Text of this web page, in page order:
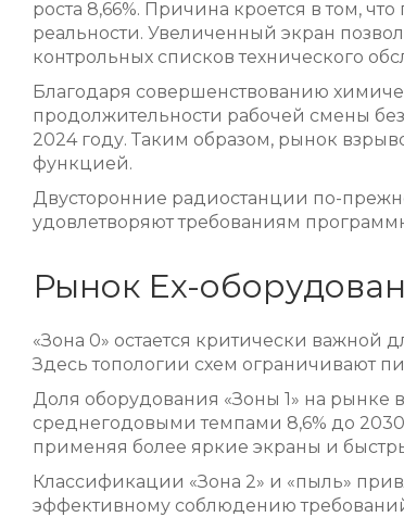
роста 8,66%. Причина кроется в том,
реальности. Увеличенный экран
контрольных списков технического
Благодаря совершенствованию
продолжительности рабочей смены
2024 году. Таким образом, рынок
функцией.
Двусторонние радиостанции по-
удовлетворяют требованиям
Рынок Ex-
«Зона 0» остается критически важной
Здесь топологии схем ограничивают
Доля оборудования «Зоны 1» на рынке
среднегодовыми темпами 8,6% до
применяя более яркие экраны и
Классификации «Зона 2» и «пыль»
эффективному соблюдению